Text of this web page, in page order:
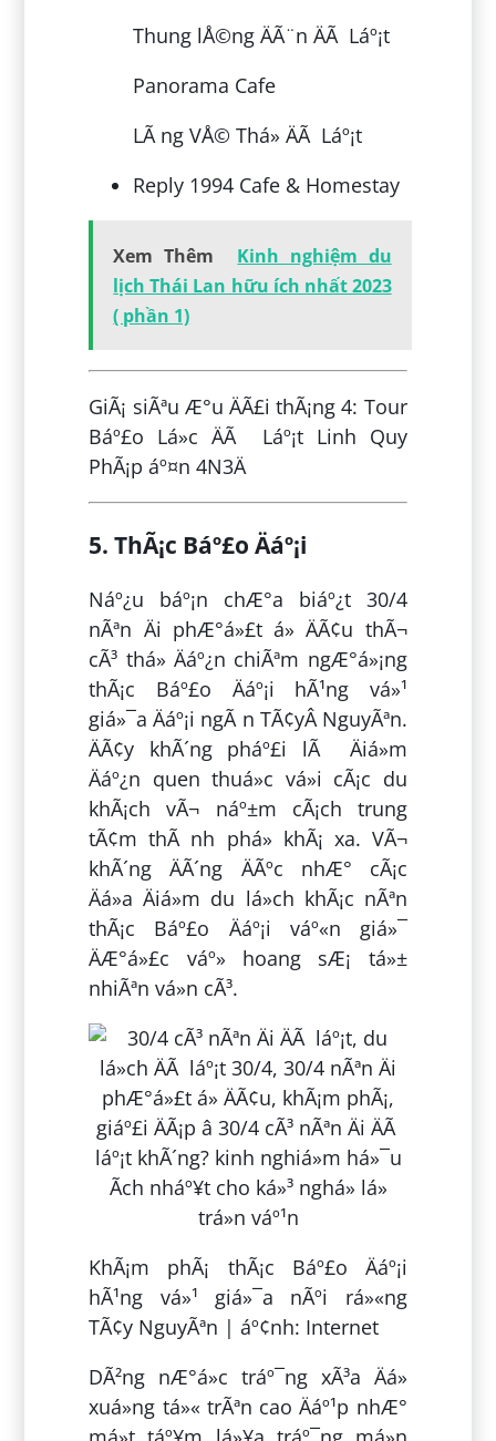
Thung lÅ©ng ÄÃ¨n ÄÃ Láº¡t
Panorama Cafe
LÃ ng VÅ© Thá» ÄÃ Láº¡t
Reply 1994 Cafe & Homestay
Xem Thêm
Kinh nghiệm du
lịch Thái Lan hữu ích nhất 2023
( phần 1)
GiÃ¡ siÃªu Æ°u ÄÃ£i thÃ¡ng 4: Tour
Báº£o Lá»c ÄÃ Láº¡t Linh Quy
PhÃ¡p áº¤n 4N3Ä
5. ThÃ¡c Báº£o Äáº¡i
Náº¿u báº¡n chÆ°a biáº¿t 30/4
nÃªn Äi phÆ°á»£t á» ÄÃ¢u thÃ¬
cÃ³ thá» Äáº¿n chiÃªm ngÆ°á»¡ng
thÃ¡c Báº£o Äáº¡i hÃ¹ng vá»¹
giá»¯a Äáº¡i ngÃ n TÃ¢yÂ NguyÃªn.
ÄÃ¢y khÃ´ng pháº£i lÃ Äiá»m
Äáº¿n quen thuá»c vá»i cÃ¡c du
khÃ¡ch vÃ¬ náº±m cÃ¡ch trung
tÃ¢m thÃ nh phá» khÃ¡ xa. VÃ¬
khÃ´ng ÄÃ´ng ÄÃºc nhÆ° cÃ¡c
Äá»a Äiá»m du lá»ch khÃ¡c nÃªn
thÃ¡c Báº£o Äáº¡i váº«n giá»¯
ÄÆ°á»£c váº» hoang sÆ¡ tá»±
nhiÃªn vá»n cÃ³.
KhÃ¡m phÃ¡ thÃ¡c Báº£o Äáº¡i
hÃ¹ng vá»¹ giá»¯a nÃºi rá»«ng
TÃ¢y NguyÃªn | áº¢nh: Internet
DÃ²ng nÆ°á»c tráº¯ng xÃ³a Äá»
xuá»ng tá»« trÃªn cao Äáº¹p nhÆ°